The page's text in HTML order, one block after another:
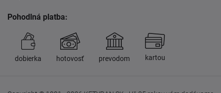
Pohodlná platba:
dobierka hotovosť prevodom kartou